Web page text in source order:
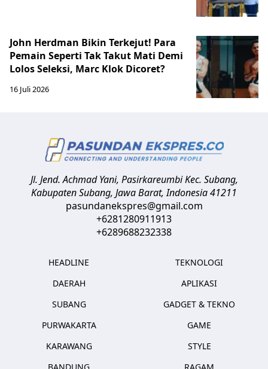
John Herdman Bikin Terkejut! Para
Pemain Seperti Tak Takut Mati Demi
Lolos Seleksi, Marc Klok Dicoret?
16 Juli 2026
Jl. Jend. Achmad Yani, Pasirkareumbi Kec. Subang,
Kabupaten Subang, Jawa Barat,Indonesia41211
pasundanekspres@gmail.com
+6281280911913
+6289688232338
HEADLINE
DAERAH
SUBANG
PURWAKARTA
KARAWANG
TEKNOLOGI
APLIKASI
GADGET & TEKNO
GAME
STYLE